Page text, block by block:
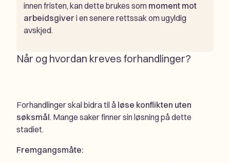
innen fristen, kan dette brukes som moment mot
arbeidsgiver i en senere rettssak om ugyldig
avskjed.
Når og hvordan kreves forhandlinger?
Forhandlinger skal bidra til å løse konflikten uten
søksmål. Mange saker finner sin løsning på dette
stadiet.
Fremgangsmåte: